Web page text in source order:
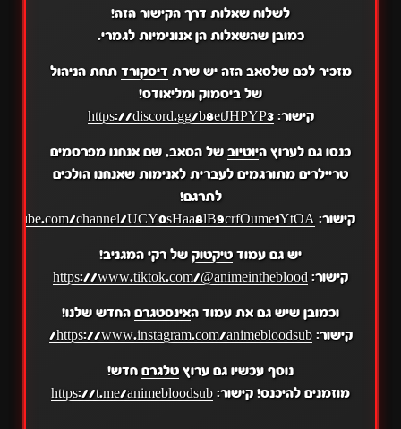
לשלוח שאלות דרך הקישור הזה!
כמובן שהשאלות הן אנונימיות לגמרי.
מזכיר לכם שלסאב הזה יש שרת דיסקורד תחת הניהול
של ביסמוק ומליאודס!
קישור:https://discord.gg/b8etJHPYP3
כנסו גם לערוץ היוטיובשל הסאב, שם אנחנו מפרסמים
טריילרים מתורגמים לעברית לאנימות שאנחנו הולכים
לתרגם!
קישור: channel/UCY0sHaa8lB9crfOume1YtOA
יש גם עמודטיקטוקשל רקי המגניב!
קישור: https://www.tiktok.com/@animeintheblood
וכמובן שיש גם את עמוד האינסטגרם החדש שלנו!
קישור:https://www.instagram.com/animebloodsub/
נוסף עכשיו גם ערוץטלגרםחדש!
מוזמנים להיכנס! קישור: https://t.me/animebloodsub